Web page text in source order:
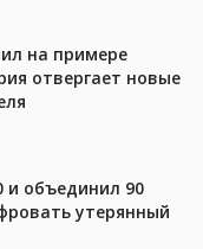
на примере
отвергает новые
и объединил 90
утерянный